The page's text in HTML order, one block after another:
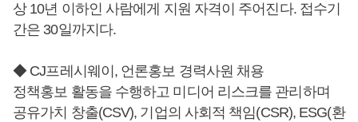
상 10년 이하인 사람에게 지원 자격이 주어진다. 접수기
간은 30일까지다.
◆ CJ프레시웨이, 언론홍보 경력사원 채용
정책홍보 활동을 수행하고 미디어 리스크를 관리하며
공유가치 창출(CSV), 기업의 사회적 책임(CSR), ESG(환